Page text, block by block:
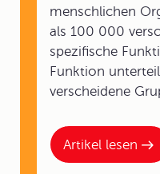
Artikel lesen
menschlichen
als 100 000
spezifische
Funktion
verscheidene